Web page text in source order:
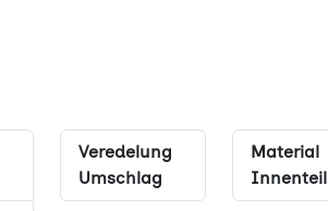
Veredelung
Umschlag
Material
Innenteil